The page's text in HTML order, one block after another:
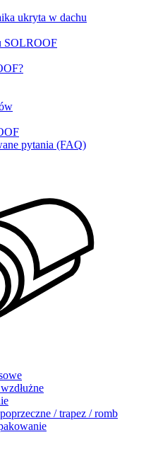
ukryta w dachu
SOLROOF
pytania (FAQ)
/ trapez / romb